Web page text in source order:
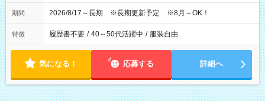
期間 2026/8/17～長期 ※長期更新予定 ※8月～OK！
特徴 履歴書不要 / 40～50代活躍中 / 服装自由
気になる！ 応募する 詳細へ